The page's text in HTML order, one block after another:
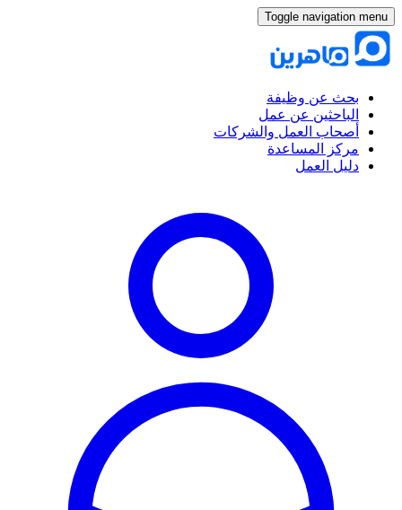
Toggle navigation menu
بحث عن وظيفة
الباحثين عن عمل
أصحاب العمل والشركات
مركز المساعدة
دليل العمل